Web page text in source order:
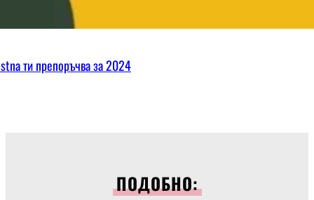
ти препоръчва за 2024
ПОДОБНО: